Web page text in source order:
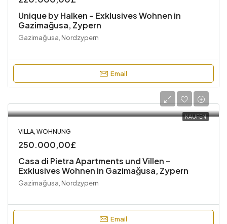
Unique by Halken – Exklusives Wohnen in
Gazimağusa, Zypern
Gazimağusa, Nordzypern
Email
KAUFEN
VILLA, WOHNUNG
250.000,00£
Casa di Pietra Apartments und Villen –
Exklusives Wohnen in Gazimağusa, Zypern
Gazimağusa, Nordzypern
Email